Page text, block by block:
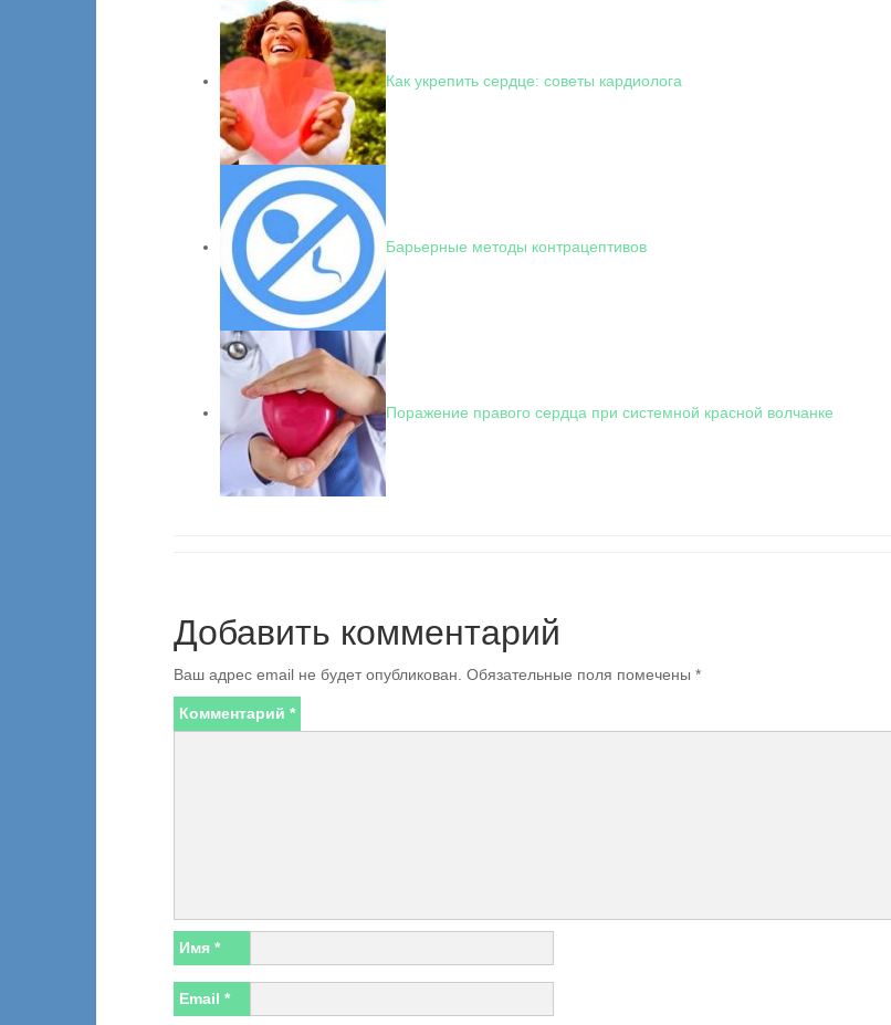
Как укрепить сердце: советы кардиолога
Барьерные методы контрацептивов
Поражение правого сердца при системной красной волчанке
Добавить комментарий
Ваш адрес email не будет опубликован. Обязательные поля помечены *
Комментарий *
Имя *
Email *